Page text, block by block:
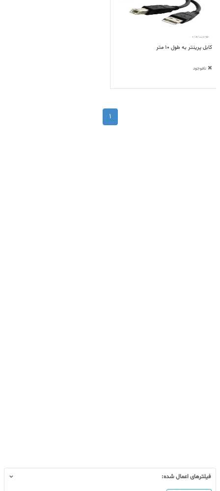
کابل پرینتر به طول 10 متر
ناموجود
فیلترهای اعمال شده: